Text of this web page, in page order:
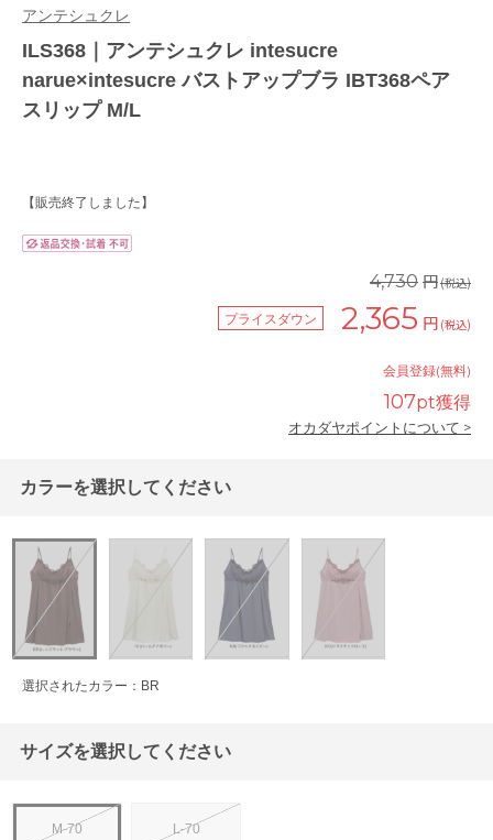
アンテシュクレ
ILS368｜アンテシュクレ intesucre
narue×intesucre バストアップブラ IBT368ペア
スリップ M/L
【販売終了しました】
4,730 円(税込)
プライスダウン 2,365 円 (税込)
会員登録(無料)
107pt獲得
オカダヤポイントについて >
カラーを選択してください
選択されたカラー：BR
サイズを選択してください
M-70 L-70